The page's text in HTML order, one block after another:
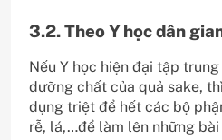
3.2. Theo Y học dân
Nếu Y học hiện đại tập
dưỡng chất của quả sake,
dụng triệt để hết các bộ
rễ, lá,…để làm lên những